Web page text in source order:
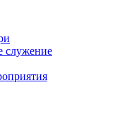
служение